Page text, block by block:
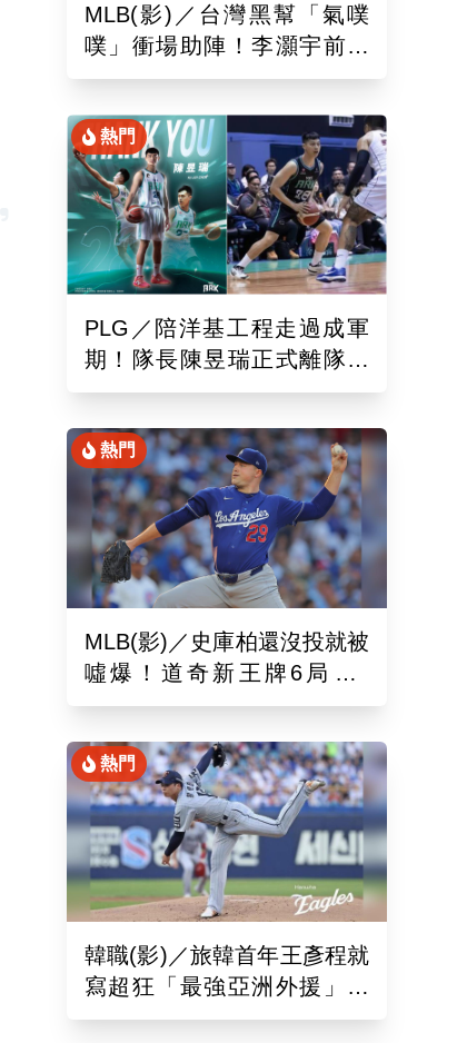
MLB(影)／台灣黑幫「氣噗
噗」衝場助陣！李灝宇前輩
遭觸身球「引爆大場面」
熱門
PLG／陪洋基工程走過成軍
期！隊長陳昱瑞正式離隊
球團：感謝全力付出與貢獻
熱門
MLB(影)／史庫柏還沒投就被
噓爆！道奇新王牌6局失2
分 交易後首秀吞第六敗
熱門
韓職(影)／旅韓首年王彥程就
寫超狂「最強亞洲外援」紀
錄！6局飆7K奪單季第10勝